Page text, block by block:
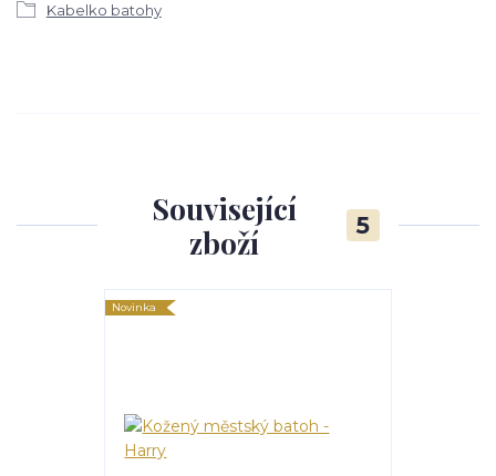
Kabelko batohy
Související
zboží
5
Novinka